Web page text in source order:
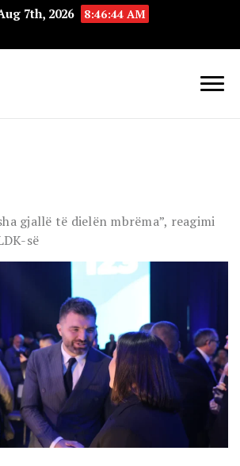
7th, 2026 8:46:45 AM
gjallë të dielën mbrëma”, reagimi
së